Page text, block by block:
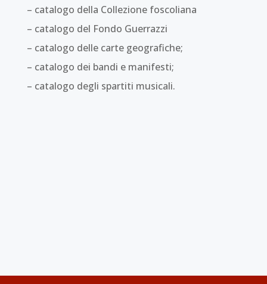
– catalogo della Collezione foscoliana
– catalogo del Fondo Guerrazzi
– catalogo delle carte geografiche;
– catalogo dei bandi e manifesti;
– catalogo degli spartiti musicali.